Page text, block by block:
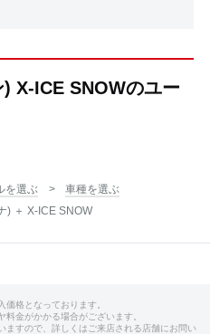
X-ICE SNOWのユー
を選ぶ
車種を選ぶ
) ＋ X-ICE SNOW
価格となっております。
料金がかかる場合がございます。
ますので、詳しくはご来店される店舗にお問い